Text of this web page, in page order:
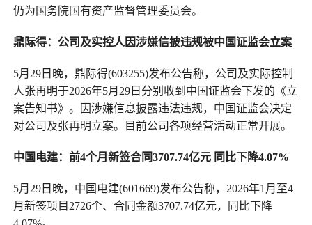
仍为国务院国有资产监督管理委员会。
鼎际得：公司及实控人因涉嫌信披违规被中国证监会立案
5月29日晚，鼎际得(603255)发布公告称，公司及实际控制
人张再明于2026年5月29日分别收到中国证监会下发的《立
案告知书》。因涉嫌信息披露违法违规，中国证监会决定
对公司及张再明立案。目前公司各项经营活动正常开展。
中国电建：前4个月新签合同3707.74亿元 同比下降4.07%
5月29日晚，中国电建(601669)发布公告称，2026年1月至4
月新签项目2726个、合同金额3707.74亿元，同比下降